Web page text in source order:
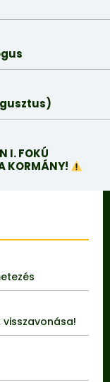
I. FOKÚ
KORMÁNY!